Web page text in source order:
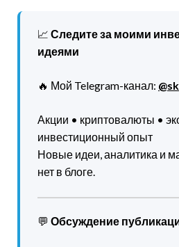
📈 Следите за моими
идеями
🔥 Мой Telegram-канал:
Акции • криптовалюты •
инвестиционный опыт
Новые идеи, аналитика и
нет в блоге.
💬 Обсуждение